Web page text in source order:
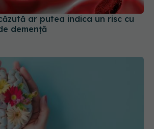
ar putea indica un risc cu
demență